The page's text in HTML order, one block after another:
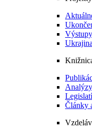
Ukrajina
Články